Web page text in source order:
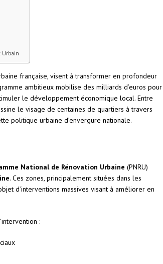
Urbain
française, visent à transformer en profondeur
ambitieux mobilise des milliards d’euros pour
le développement économique local. Entre
le visage de centaines de quartiers à travers
politique urbaine d’envergure nationale.
National de Rénovation Urbaine (PNRU)
. Ces zones, principalement situées dans les
d’interventions massives visant à améliorer en
: